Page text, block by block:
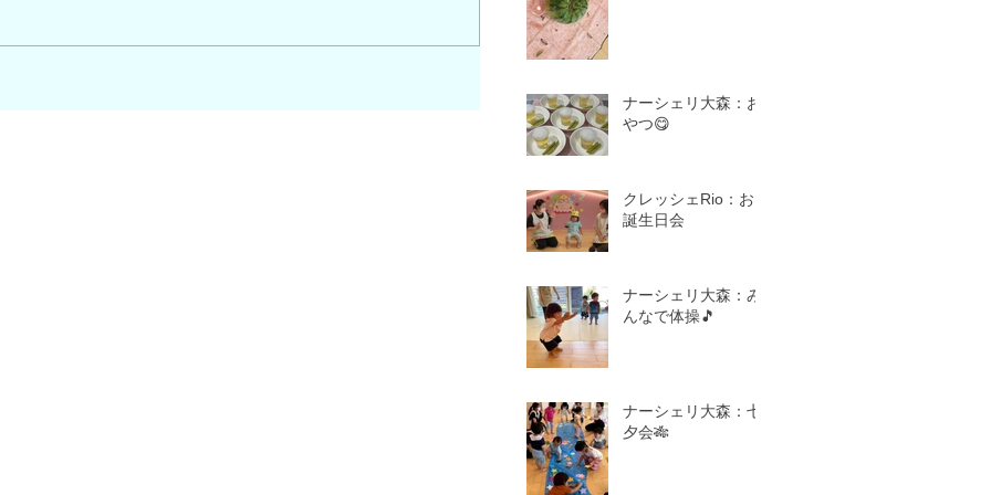
ナーシェリ大森：お
やつ😋
クレッシェRio：お
誕生日会
ナーシェリ大森：み
んなで体操🎵
ナーシェリ大森：七
夕会🎋